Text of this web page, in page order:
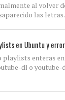
al volver
las
en Ubuntu y
playlists enteras
dl o youtube-